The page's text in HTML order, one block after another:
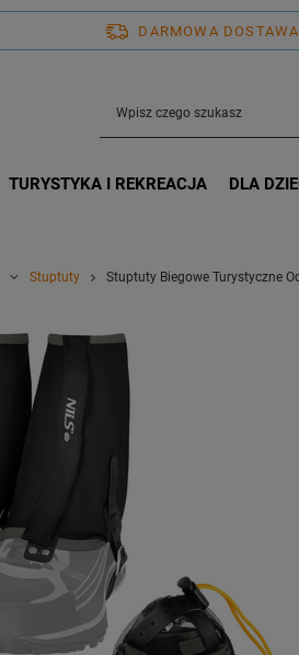
DARMOWA DOSTAWA
TURYSTYKA I REKREACJA DLA
Stuptuty Stuptuty Biegowe Turystyczne